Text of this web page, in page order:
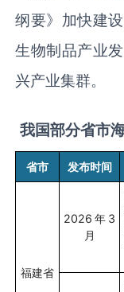
纲要》加快建
生物制品产业
兴产业集群。
我国部分省市
省市 发布时间
福建省
2026 年 3
月